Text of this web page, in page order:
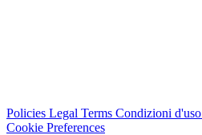
Policies Legal Terms Condizioni d'uso
Cookie Preferences